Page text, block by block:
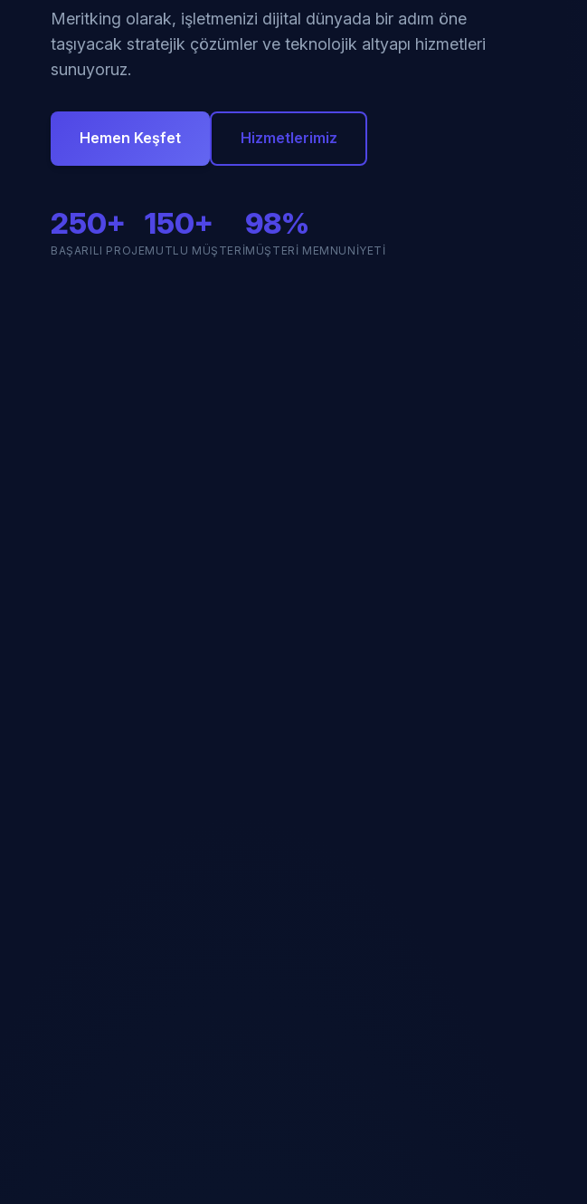
Meritking olarak, işletmenizi dijital dünyada bir adım öne
taşıyacak stratejik çözümler ve teknolojik altyapı hizmetleri
sunuyoruz.
Hemen Keşfet Hizmetlerimiz
250+
BAŞARILI PROJE
150+
MUTLU MÜŞTERI
98%
MÜŞTERI MEMNUNIYETI